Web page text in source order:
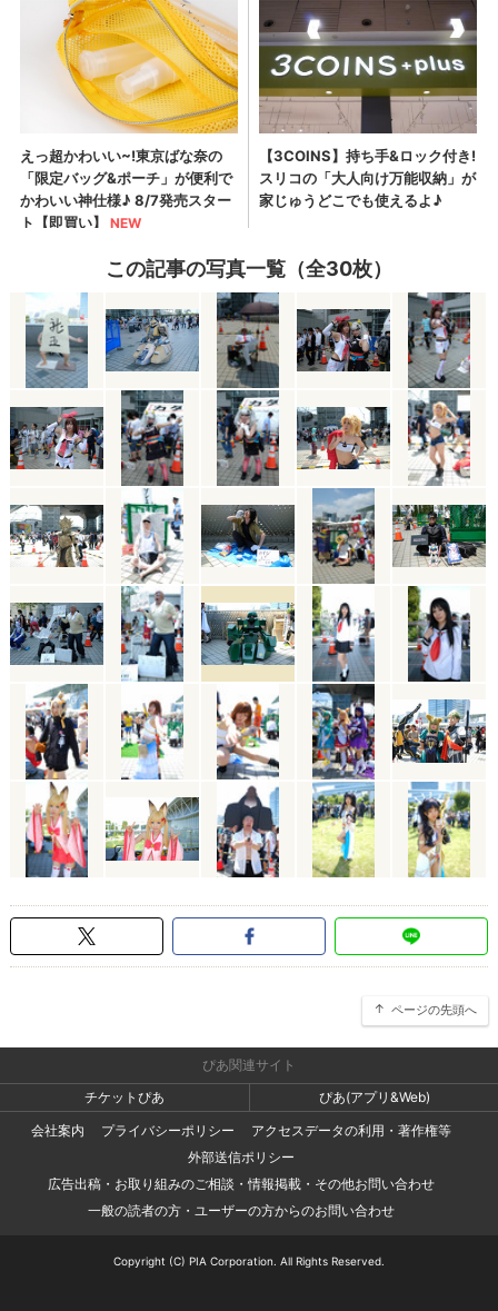
この記事の写真一覧（全30枚）
ページの先頭へ
ぴあ関連サイト
チケットぴあ
ぴあ(アプリ&Web)
会社案内
プライバシーポリシー
アクセスデータの利用・著作権等
外部送信ポリシー
広告出稿・お取り組みのご相談・情報掲載・その他お問い合わせ
一般の読者の方・ユーザーの方からのお問い合わせ
Copyright (C) PIA Corporation. All Rights Reserved.